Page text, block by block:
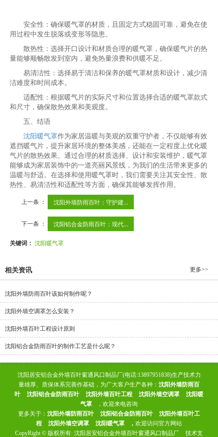
安全性：确保暖气罩的材质，且固定方式稳固可靠，避免在使
用过程中发生脱落或变形等隐患。
散热性：选择开口设计和材质合理的暖气罩，确保暖气片的热
量能够顺畅散发到室内，避免热量浪费和供暖不足。
易清洁性：选择易于清洁和保养的暖气罩材质和设计，减少清
洁难度和时间成本。
适配性：根据暖气片的实际尺寸和位置选择合适的暖气罩款式
和尺寸，确保散热效果和美观度。
五、结语
沈阳暖气罩作为家居温暖与美观的双重守护者，不仅能够有效
遮挡暖气片，提升家居环境的整体美感，还能在一定程度上优化暖
气片的散热效果。通过合理的材质选择、设计和安装维护，暖气罩
能够成为家居装饰中的一道亮丽风景线，为我们的生活带来更多的
温暖与舒适。在选择和使用暖气罩时，我们需要关注其安全性、散
热性、易清洁性和适配性等方面，确保其能够发挥作用。
上一条 ： 沈阳外墙防雨百叶：守护建...
下一条 ： 沈阳铝合金防雨百叶：现代...
关键词： 沈阳暖气罩
相关资讯 更多>>
沈阳外墙防雨百叶该如何制作呢？
沈阳外墙空调罩怎么安装？
沈阳外墙百叶工程设计原则
沈阳铝合金防雨百叶的制作工艺是什么呢？
沈阳居安铝合金外墙百叶窗通风口制品厂(电话:13897951838)生产技术力
量雄厚、质保体系完善作基础，为广大客户生产各种： 沈阳外墙防雨百
叶
沈阳铝合金防雨百叶 沈阳外墙百叶工程 沈阳外墙空调罩
沈阳暖
气罩
，欢迎来电咨询
更多关于： 沈阳外墙防雨百叶 沈阳铝合金防雨百叶
沈阳外墙百叶工
程
沈阳外墙空调罩 沈阳暖气罩 ， 欢迎访问官方网站
CopyRight © 版权所有: 沈阳居安铝合金外墙百叶窗通风口制品厂 技术支